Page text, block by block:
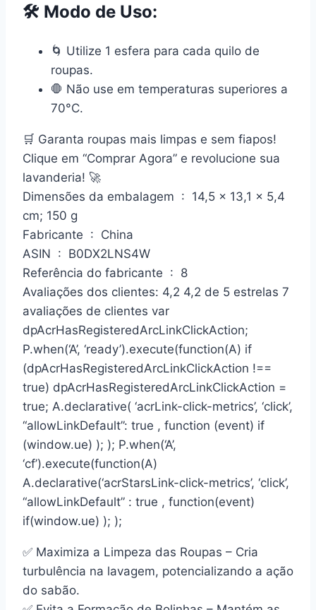
🛠️ Modo de Uso:
🌀 Utilize 1 esfera para cada quilo de
roupas.
🛑 Não use em temperaturas superiores a
70°C.
🛒 Garanta roupas mais limpas e sem fiapos!
Clique em “Comprar Agora” e revolucione sua
lavanderia! 🚀
Dimensões da embalagem ‏ : ‎ 14,5 x 13,1 x 5,4
cm; 150 g
Fabricante ‏ : ‎ China
ASIN ‏ : ‎ B0DX2LNS4W
Referência do fabricante ‏ : ‎ 8
Avaliações dos clientes: 4,2 4,2 de 5 estrelas 7
avaliações de clientes var
dpAcrHasRegisteredArcLinkClickAction;
P.when(‘A’, ‘ready’).execute(function(A) if
(dpAcrHasRegisteredArcLinkClickAction !==
true) dpAcrHasRegisteredArcLinkClickAction =
true; A.declarative( ‘acrLink-click-metrics’, ‘click’,
“allowLinkDefault”: true , function (event) if
(window.ue) ); ); P.when(‘A’,
‘cf’).execute(function(A)
A.declarative(‘acrStarsLink-click-metrics’, ‘click’,
“allowLinkDefault” : true , function(event)
if(window.ue) ); );
✅ Maximiza a Limpeza das Roupas – Cria
turbulência na lavagem, potencializando a ação
do sabão.